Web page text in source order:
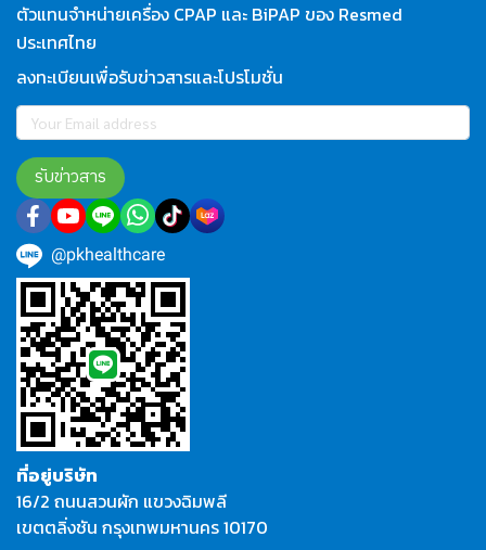
ตัวแทนจำหน่ายเครื่อง CPAP และ BiPAP ของ Resmed
ประเทศไทย
ลงทะเบียนเพื่อรับข่าวสารและโปรโมชั่น
รับข่าวสาร
@pkhealthcare
ที่อยู่บริษัท
16/2 ถนนสวนผัก แขวงฉิมพลี
เขตตลิ่งชัน กรุงเทพมหานคร 10170